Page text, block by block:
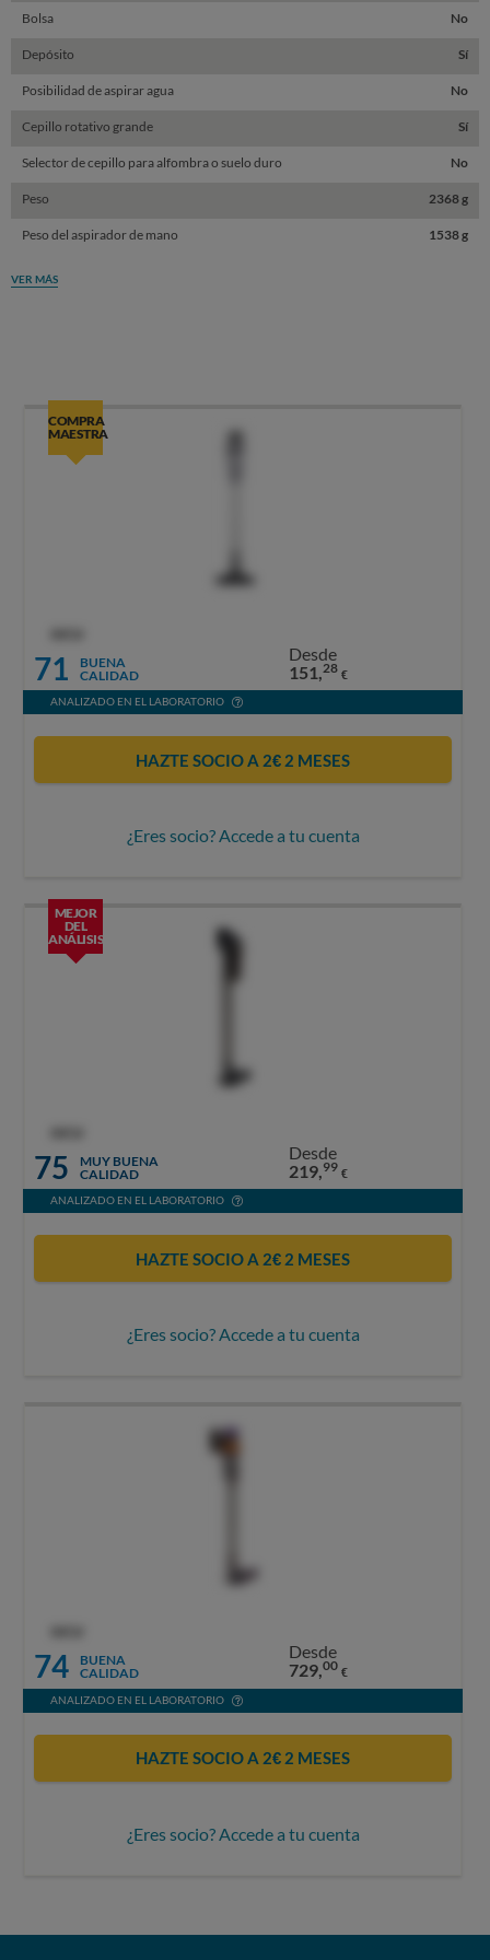
Bolsa No
Depósito Sí
Posibilidad de aspirar agua No
Cepillo rotativo grande Sí
Selector de cepillo para alfombra o suelo duro No
Peso 2368 g
Peso del aspirador de mano 1538 g
VER MÁS
COMPRA
MAESTRA
71
BUENA
CALIDAD
Desde
151,28 €
ANALIZADO EN EL LABORATORIO
HAZTE SOCIO A 2€ 2 MESES
¿Eres socio? Accede a tu cuenta
MEJOR
DEL
ANÁLISIS
75
MUY BUENA
CALIDAD
Desde
219,99 €
ANALIZADO EN EL LABORATORIO
HAZTE SOCIO A 2€ 2 MESES
¿Eres socio? Accede a tu cuenta
74
BUENA
CALIDAD
Desde
729,00 €
ANALIZADO EN EL LABORATORIO
HAZTE SOCIO A 2€ 2 MESES
¿Eres socio? Accede a tu cuenta